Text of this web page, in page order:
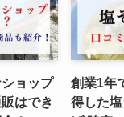
ョップ
はでき
創業1年
得した